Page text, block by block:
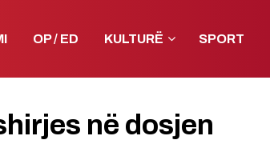
OP / ED KULTURË SPORT
në dosjen